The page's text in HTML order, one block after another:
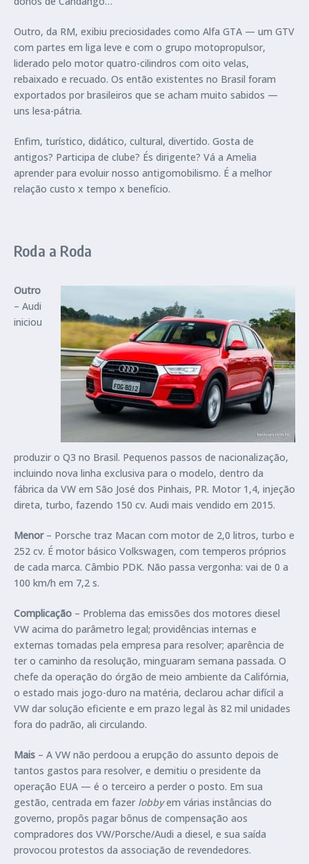
Outro, da RM, exibiu preciosidades como Alfa GTA — um GTV
com partes em liga leve e com o grupo motopropulsor,
liderado pelo motor quatro-cilindros com oito velas,
rebaixado e recuado. Os então existentes no Brasil foram
exportados por brasileiros que se acham muito sabidos —
uns lesa-pátria.
Enfim, turístico, didático, cultural, divertido. Gosta de
antigos? Participa de clube? És dirigente? Vá a Amelia
aprender para evoluir nosso antigomobilismo. É a melhor
relação custo x tempo x benefício.
Roda a Roda
Outro
– Audi
iniciou
produzir o Q3 no Brasil. Pequenos passos de nacionalização,
incluindo nova linha exclusiva para o modelo, dentro da
fábrica da VW em São José dos Pinhais, PR. Motor 1,4, injeção
direta, turbo, fazendo 150 cv. Audi mais vendido em 2015.
Menor– Porsche traz Macan com motor de 2,0 litros, turbo e
252 cv. É motor básico Volkswagen, com temperos próprios
de cada marca. Câmbio PDK. Não passa vergonha: vai de 0 a
100 km/h em 7,2 s.
Complicação – Problema das emissões dos motores diesel
VW acima do parâmetro legal; providências internas e
externas tomadas pela empresa para resolver; aparência de
ter o caminho da resolução, minguaram semana passada. O
chefe da operação do órgão de meio ambiente da Califórnia,
o estado mais jogo-duro na matéria, declarou achar difícil a
VW dar solução eficiente e em prazo legal às 82 mil unidades
fora do padrão, ali circulando.
Mais – A VW não perdoou a erupção do assunto depois de
tantos gastos para resolver, e demitiu o presidente da
operação EUA — é o terceiro a perder o posto. Em sua
gestão, centrada em fazer lobbyem várias instâncias do
governo, propôs pagar bônus de compensação aos
compradores dos VW/Porsche/Audi a diesel, e sua saída
provocou protestos da associação de revendedores.